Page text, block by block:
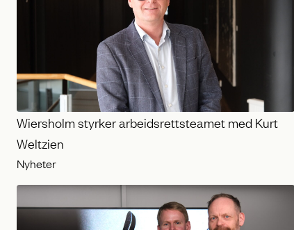
Wiersholm styrker arbeidsrettsteamet med Kurt
Weltzien
Nyheter